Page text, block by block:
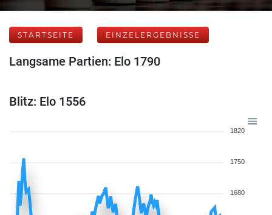
STARTSEITE EINZELERGEBNISSE
Langsame Partien: Elo 1790
Blitz: Elo 1556
1820
1750
1680